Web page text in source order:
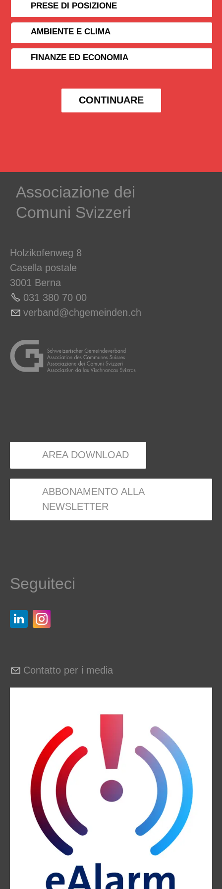
PRESE DI POSIZIONE
AMBIENTE E CLIMA
FINANZE ED ECONOMIA
CONTINUARE
Associazione dei
Comuni Svizzeri
Holzikofenweg 8
Casella postale
3001 Berna
031 380 70 00
v rb nd chg m nd n ch
AREA DOWNLOAD
ABBONAMENTO ALLA
NEWSLETTER
Seguiteci
Contatto per i media